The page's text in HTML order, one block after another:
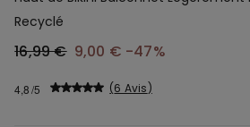
Recyclé
16,99 € 9,00 € -47%
4,8 6 Avis